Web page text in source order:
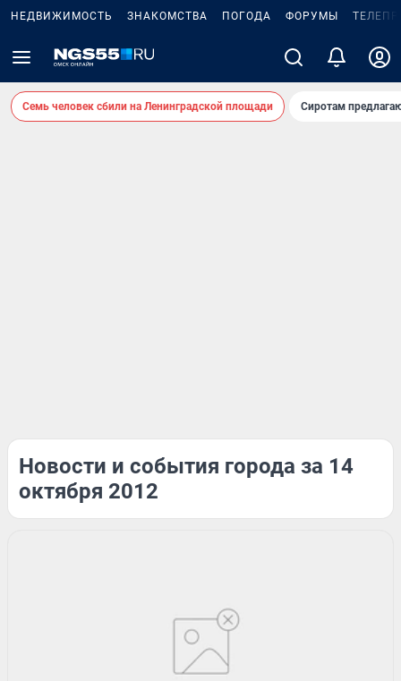
НЕДВИЖИМОСТЬ ЗНАКОМСТВА ПОГОДА ФОРУМЫ
Семь человек сбили на Ленинградской площади Сиротам
Новости и события города за 14
октября 2012